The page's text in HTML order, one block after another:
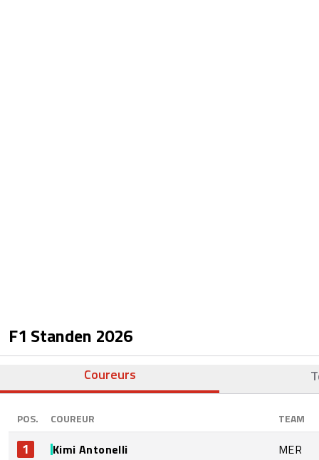
F1 Standen 2026
Coureurs
POS. COUREUR TEAM
1 Kimi Antonelli MER